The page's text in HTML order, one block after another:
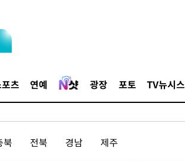
츠 연예 광장 포토 TV뉴시스
북 전북 경남 제주